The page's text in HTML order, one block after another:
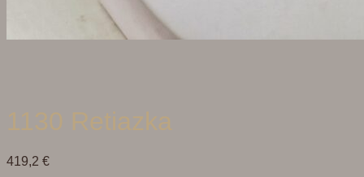
1130 Retiazka
419,2 €